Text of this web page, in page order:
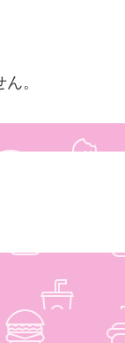
ん。